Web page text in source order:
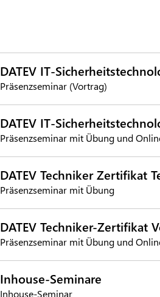
DATEV IT-
Präsenzseminar (Vortrag)
DATEV IT-
Präsenzseminar mit Übung und
DATEV Techniker Zertifikat
Präsenzseminar mit Übung
DATEV Techniker-Zertifikat
Präsenzseminar mit Übung und
Inhouse-Seminare
Inhouse-Seminar